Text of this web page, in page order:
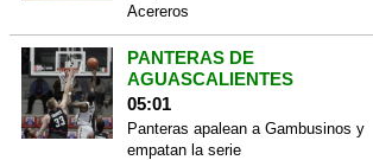
Acereros
PANTERAS DE
AGUASCALIENTES
05:01
Panteras apalean a Gambusinos y
empatan la serie